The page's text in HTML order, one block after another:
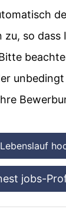
zu, so dass
Lebenslauf
jobs-